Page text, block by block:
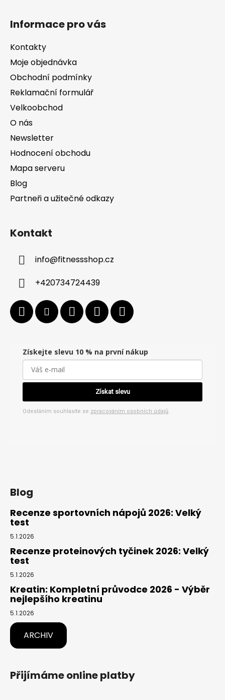
Informace pro vás
Kontakty
Moje objednávka
Obchodní podmínky
Reklamační formulář
Velkoobchod
O nás
Newsletter
Hodnocení obchodu
Mapa serveru
Blog
Partneři a užitečné odkazy
Kontakt
info@fitnessshop.cz
+420734724439
Získejte slevu 10 % na první nákup
Získat slevu
Odesláním souhlasíte se zpracováním osobních údajů.
Blog
Recenze sportovních nápojů 2026: Velký
test
5.1.2026
Recenze proteinových tyčinek 2026: Velký
test
5.1.2026
Kreatin: Kompletní průvodce 2026 - Výběr
nejlepšího kreatinu
5.1.2026
ARCHIV
Přijímáme online platby